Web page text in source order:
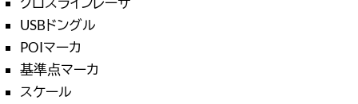
USBドングル
POIマーカ
基準点マーカ
スケール